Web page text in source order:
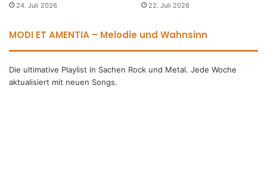
24. Juli 2026 22. Juli 2026
MODI ET AMENTIA – Melodie und Wahnsinn
Die ultimative Playlist in Sachen Rock und Metal. Jede Woche
aktualisiert mit neuen Songs.